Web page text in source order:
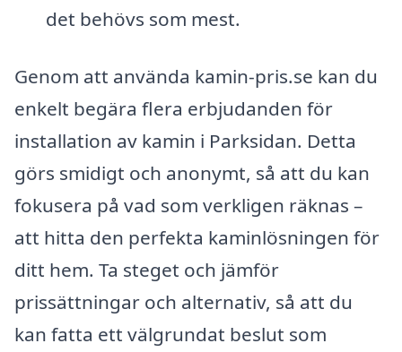
det behövs som mest.
Genom att använda kamin-pris.se kan du
enkelt begära flera erbjudanden för
installation av kamin i Parksidan. Detta
görs smidigt och anonymt, så att du kan
fokusera på vad som verkligen räknas –
att hitta den perfekta kaminlösningen för
ditt hem. Ta steget och jämför
prissättningar och alternativ, så att du
kan fatta ett välgrundat beslut som